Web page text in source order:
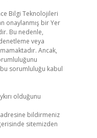
Bilgi Teknolojileri
onaylanmış bir Yer
Bu nedenle,
veya
Ancak,
sorumluluğu kabul
olduğunu
adresine bildirmeniz
sitemizden